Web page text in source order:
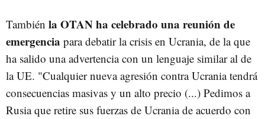
También la OTAN ha celebrado una reunión de
emergencia para debatir la crisis en Ucrania, de la que
ha salido una advertencia con un lenguaje similar al de
la UE. "Cualquier nueva agresión contra Ucrania tendrá
consecuencias masivas y un alto precio (...) Pedimos a
Rusia que retire sus fuerzas de Ucrania de acuerdo con